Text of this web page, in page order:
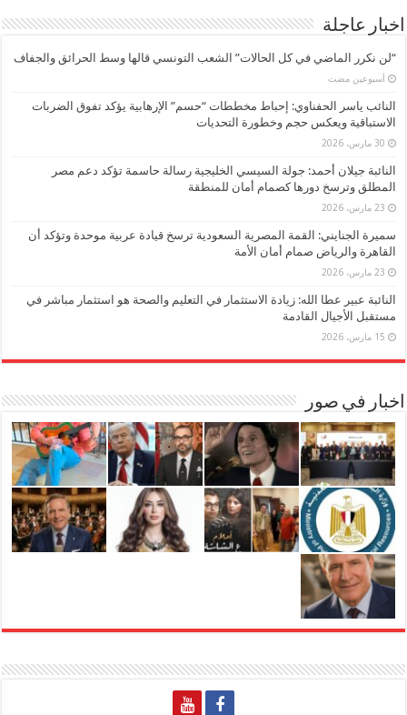
اخبار عاجلة
“لن نكرر الماضي في كل الحالات” الشعب التونسي قالها وسط الحرائق والجفاف
‏أسبوعين مضت
النائب ياسر الحفناوي: إحباط مخططات “حسم” الإرهابية يؤكد تفوق الضربات
الاستباقية ويعكس حجم وخطورة التحديات
30 مارس، 2026
النائبة جيلان أحمد: جولة السيسي الخليجية رسالة حاسمة تؤكد دعم مصر
المطلق وترسخ دورها كصمام أمان للمنطقة
23 مارس، 2026
سميرة الجنايني: القمة المصرية السعودية ترسخ قيادة عربية موحدة وتؤكد أن
القاهرة والرياض صمام أمان الأمة
23 مارس، 2026
النائبة عبير عطا الله: زيادة الاستثمار في التعليم والصحة هو استثمار مباشر في
مستقبل الأجيال القادمة
15 مارس، 2026
اخبار في صور